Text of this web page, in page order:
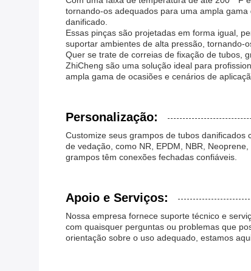
tornando-os adequados para uma ampla
danificado.
Essas pinças são projetadas em forma igual,
suportar ambientes de alta pressão, tornando-
Quer se trate de correias de fixação de tubos,
ZhiCheng são uma solução ideal para
ampla gama de ocasiões e cenários de
Personalização:
Customize seus grampos de tubos danificados
de vedação, como NR, EPDM, NBR,
grampos têm conexões fechadas confiáveis.
Apoio e Serviços:
Nossa empresa fornece suporte técnico e
com quaisquer perguntas ou problemas que
orientação sobre o uso adequado, estamos